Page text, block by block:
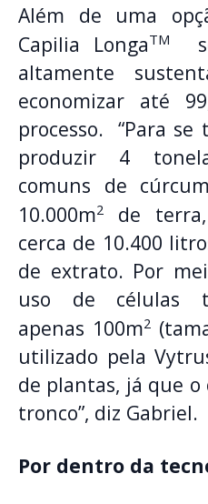
Além de uma
Capilia LongaTM
altamente
economizar até
processo. “Para
produzir 4
comuns de
10.000m2
de
cerca de 10.400
de extrato. Por
uso de células
apenas 100m2
utilizado pela
de plantas, já que
tronco”, diz Gabriel.
Por dentro da